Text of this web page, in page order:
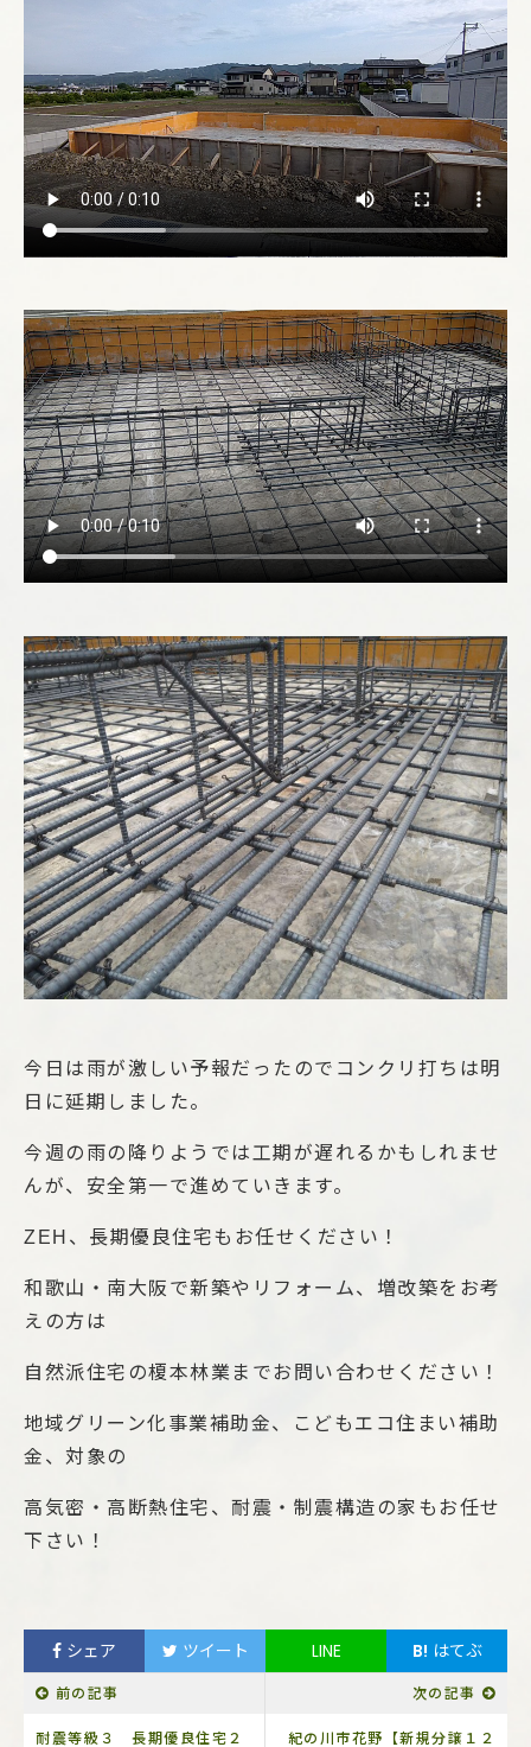
今日は雨が激しい予報だったのでコンクリ打ちは明
日に延期しました。
今週の雨の降りようでは工期が遅れるかもしれませ
んが、安全第一で進めていきます。
ZEH、長期優良住宅もお任せください！
和歌山・南大阪で新築やリフォーム、増改築をお考
えの方は
自然派住宅の榎本林業までお問い合わせください！
地域グリーン化事業補助金、こどもエコ住まい補助
金、対象の
高気密・高断熱住宅、耐震・制震構造の家もお任せ
下さい！
シェア ツイート LINE B! はてぶ
前の記事
耐震等級３ 長期優良住宅２
次の記事
紀の川市花野【新規分譲１２